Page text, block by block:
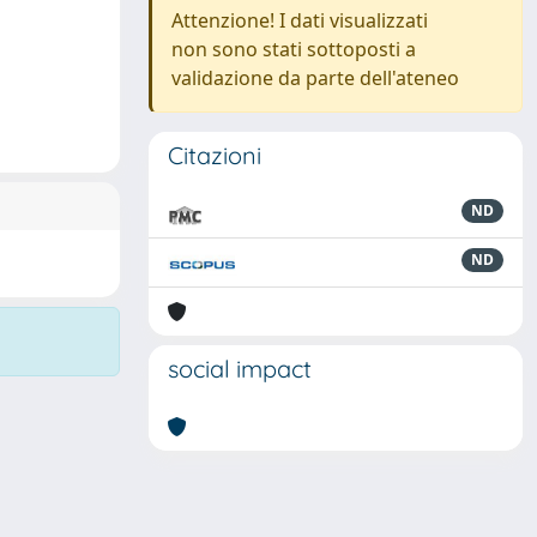
Attenzione! I dati visualizzati
non sono stati sottoposti a
validazione da parte dell'ateneo
Citazioni
ND
ND
social impact